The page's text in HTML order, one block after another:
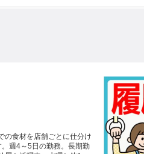
の食材を店舗ごとに仕分け